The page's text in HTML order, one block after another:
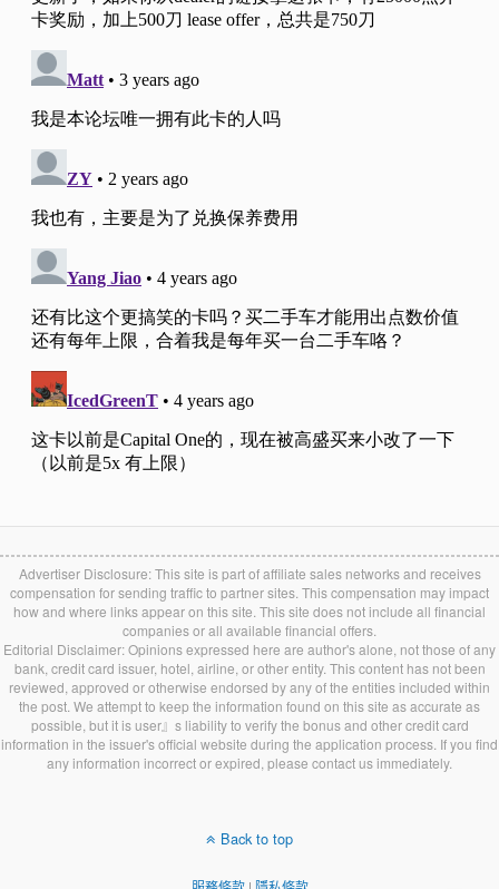
Advertiser Disclosure: This site is part of affiliate sales networks and receives
compensation for sending traffic to partner sites. This compensation may impact
how and where links appear on this site. This site does not include all financial
companies or all available financial offers.
Editorial Disclaimer: Opinions expressed here are author's alone, not those of any
bank, credit card issuer, hotel, airline, or other entity. This content has not been
reviewed, approved or otherwise endorsed by any of the entities included within
the post. We attempt to keep the information found on this site as accurate as
possible, but it is user』s liability to verify the bonus and other credit card
information in the issuer's official website during the application process. If you find
any information incorrect or expired, please contact us immediately.
Back to top